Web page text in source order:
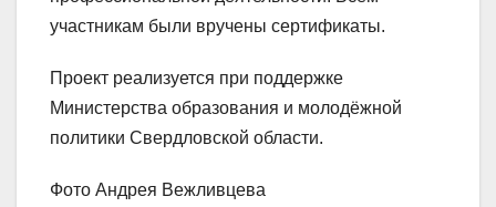
участникам были вручены сертификаты.
Проект реализуется при поддержке
Министерства образования и молодёжной
политики Свердловской области.
Фото Андрея Вежливцева